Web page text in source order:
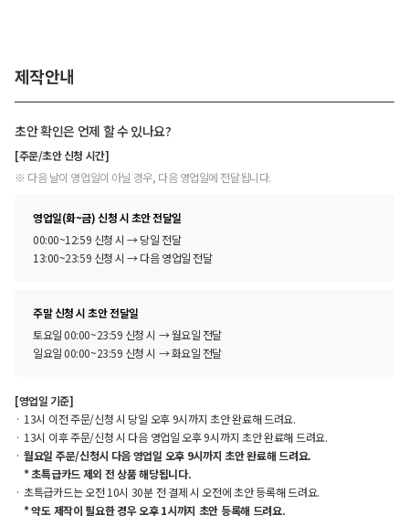
제작안내
초안 확인은 언제 할 수 있나요?
[주문/초안 신청 시간]
※ 다음 날이 영업일이 아닐 경우, 다음 영업일에 전달됩니다.
영업일(화~금) 신청 시 초안 전달일
00:00~12:59 신청 시 → 당일 전달
13:00~23:59 신청 시 → 다음 영업일 전달
주말 신청 시 초안 전달일
토요일 00:00~23:59 신청 시 → 월요일 전달
일요일 00:00~23:59 신청 시 → 화요일 전달
[영업일 기준]
13시 이전 주문/신청 시 당일 오후 9시까지 초안 완료해 드려요.
13시 이후 주문/신청 시 다음 영업일 오후 9시까지 초안 완료해 드려요.
월요일 주문/신청시 다음 영업일 오후 9시까지 초안 완료해 드려요.
* 초특급카드 제외 전 상품 해당됩니다.
초특급카드는 오전 10시 30분 전 결제 시 오전에 초안 등록해 드려요.
* 약도 제작이 필요한 경우 오후 1시까지 초안 등록해 드려요.